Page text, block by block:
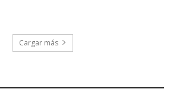
Cargar más